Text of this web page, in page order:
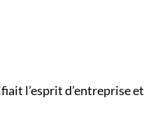
l’esprit d’entreprise et